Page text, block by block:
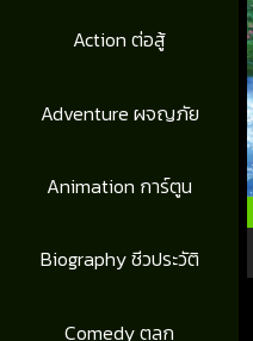
Action ต่อสู้
Adventure ผจญภัย
Animation การ์ตูน
Biography ชีวประวัติ
Comedy ตลก